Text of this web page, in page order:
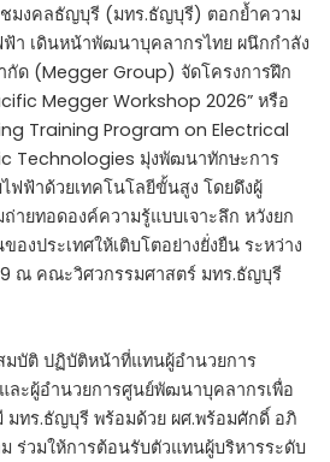
ชมงคลธัญบุรี (มทร.ธัญบุรี) ตอกย้ำความ
า เดินหน้าพัฒนาบุคลากรไทย ผนึกกำลัง
กัด (Megger Group) จัดโครงการฝึก
Megger Workshop 2026” หรือ
Training Program on Electrical
Technologies มุ่งพัฒนาทักษะการ
ฟฟ้าด้วยเทคโนโลยีขั้นสูง โดยดึงผู้
ายทอดองค์ความรู้แบบเจาะลึก หวังยก
งประเทศให้เติบโตอย่างยั่งยืน ระหว่าง
ณ คณะวิศวกรรมศาสตร์ มทร.ธัญบุรี
มบัติ ปฏิบัติหน้าที่แทนผู้อำนวยการ
ละผู้อำนวยการศูนย์พัฒนาบุคลากรเพื่อ
มทร.ธัญบุรี พร้อมด้วย ผศ.พร้อมศักดิ์ อภิ
ร่วมให้การต้อนรับตัวแทนผู้บริหารระดับ